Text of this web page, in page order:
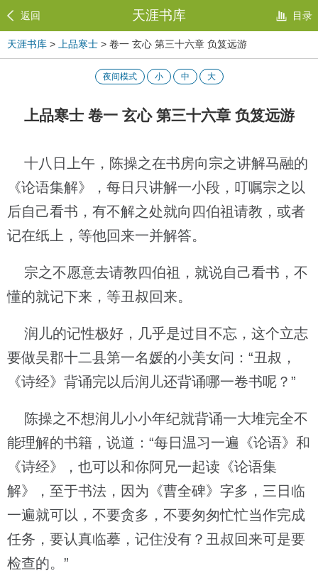
返回 天涯书库 目录
天涯书库 > 上品寒士 > 卷一 玄心 第三十六章 负笈远游
夜间模式 小 中 大
上品寒士 卷一 玄心 第三十六章 负笈远游
十八日上午，陈操之在书房向宗之讲解马融的
《论语集解》，每日只讲解一小段，叮嘱宗之以
后自己看书，有不解之处就向四伯祖请教，或者
记在纸上，等他回来一并解答。
宗之不愿意去请教四伯祖，就说自己看书，不
懂的就记下来，等丑叔回来。
润儿的记性极好，几乎是过目不忘，这个立志
要做吴郡十二县第一名媛的小美女问：“丑叔，
《诗经》背诵完以后润儿还背诵哪一卷书呢？”
陈操之不想润儿小小年纪就背诵一大堆完全不
能理解的书籍，说道：“每日温习一遍《论语》和
《诗经》，也可以和你阿兄一起读《论语集
解》，至于书法，因为《曹全碑》字多，三日临
一遍就可以，不要贪多，不要匆匆忙忙当作完成
任务，要认真临摹，记住没有？丑叔回来可是要
检查的。”